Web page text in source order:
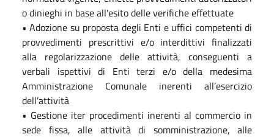
o dinieghi in base all'esito delle verifiche effettuate
• Adozione su proposta degli Enti e uffici competenti di
provvedimenti prescrittivi e/o interdittivi finalizzati
alla regolarizzazione delle attività, conseguenti a
verbali ispettivi di Enti terzi e/o della medesima
Amministrazione Comunale inerenti all’esercizio
dell’attività
• Gestione iter procedimenti inerenti al commercio in
sede fissa, alle attività di somministrazione, alle